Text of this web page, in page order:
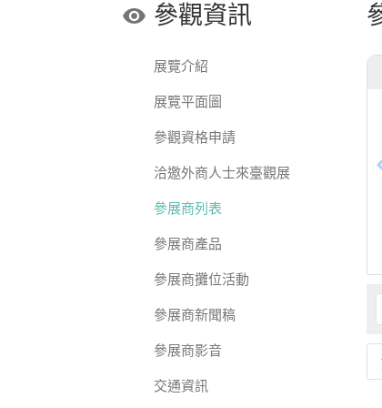
參觀資訊
展覽介紹
展覽平面圖
參觀資格申請
洽邀外商人士來臺觀展
參展商列表
參展商產品
參展商攤位活動
參展商新聞稿
參展商影音
交通資訊